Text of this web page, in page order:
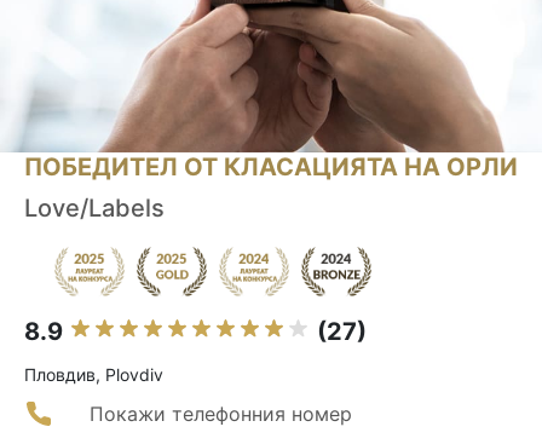
ПОБЕДИТЕЛ ОТ КЛАСАЦИЯТА НА ОРЛИ
Love/Labels
8.9 (27)
Пловдив, Plovdiv
Покажи телефонния номер